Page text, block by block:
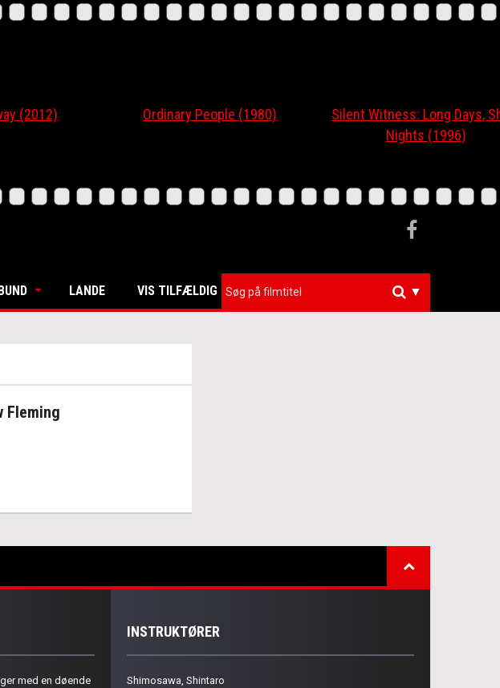
Ordinary People (1980)
Silent Witness: Long Days, Short
Nights (1996)
LANDE VIS TILFÆLDIG ▼
Fleming
med en døende
INSTRUKTØRER
Shimosawa, Shintaro